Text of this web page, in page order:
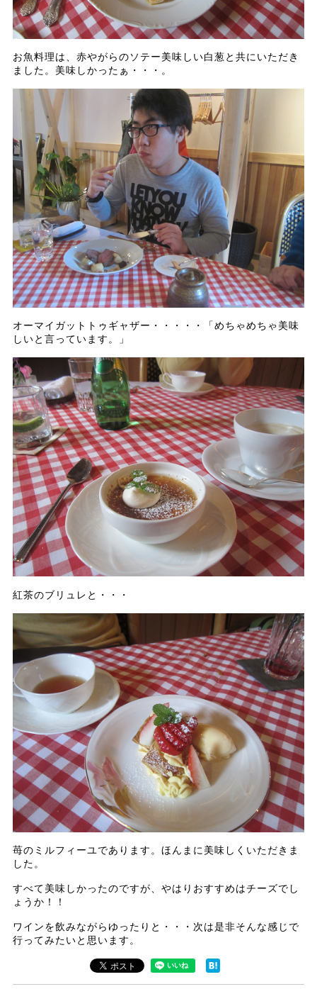
お魚料理は、赤やがらのソテー美味しい白葱と共にいただき
ました。美味しかったぁ・・・。
オーマイガットトゥギャザー・・・・・「めちゃめちゃ美味
しいと言っています。」
紅茶のブリュレと・・・
苺のミルフィーユであります。ほんまに美味しくいただきま
した。
すべて美味しかったのですが、やはりおすすめはチーズでし
ょうか！！
ワインを飲みながらゆったりと・・・次は是非そんな感じで
行ってみたいと思います。